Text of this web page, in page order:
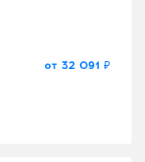
от 32 091 ₽